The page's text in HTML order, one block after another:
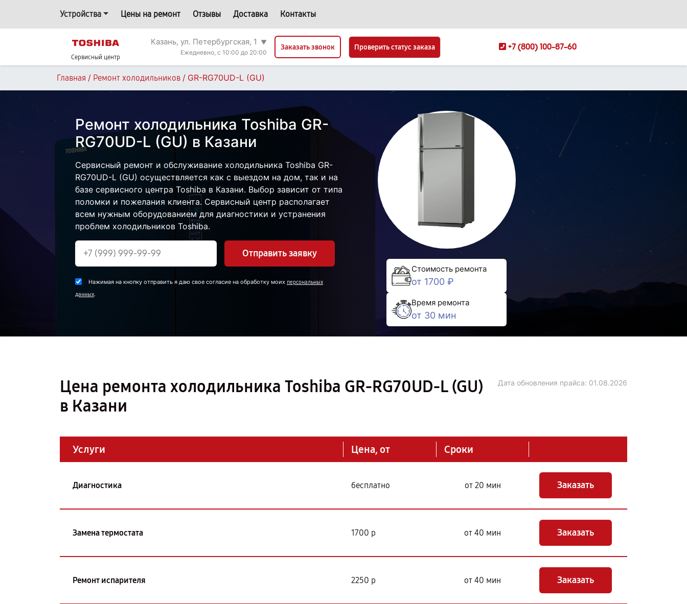
Устройства Цены на ремонт Отзывы Доставка Контакты
Сервисный центр
Казань, ул. Петербургская, 1
▼
Ежедневно, с 10:00 до 20:00
Заказать звонок Проверить статус заказа +7 (800) 100-87-60
Главная / Ремонт холодильников / GR-RG70UD-L (GU)
Ремонт холодильника Toshiba GR-
RG70UD-L (GU) в Казани
Сервисный ремонт и обслуживание холодильника Toshiba GR-
RG70UD-L (GU) осуществляется как с выездом на дом, так и на
базе сервисного центра Toshiba в Казани. Выбор зависит от типа
поломки и пожелания клиента. Сервисный центр располагает
всем нужным оборудованием для диагностики и устранения
проблем холодильников Toshiba.
Отправить заявку
Нажимая на кнопку отправить я даю свое согласие на обработку моих персональных
данных.
Стоимость ремонта
от 1700 ₽
Время ремонта
от 30 мин
Цена ремонта холодильника Toshiba GR-RG70UD-L (GU)
в Казани
Дата обновления прайса: 01.08.2026
Услуги Цена, от Сроки
Диагностика бесплатно от 20 мин Заказать
Замена термостата 1700 р от 40 мин Заказать
Ремонт испарителя 2250 р от 40 мин Заказать